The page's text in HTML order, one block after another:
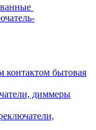
контактом бытовая
диммеры